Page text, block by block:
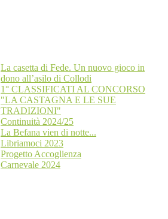
La casetta di Fede. Un nuovo gioco in
dono all’asilo di Collodi
1° CLASSIFICATI AL CONCORSO
"LA CASTAGNA E LE SUE
TRADIZIONI"
Continuità 2024/25
La Befana vien di notte...
Libriamoci 2023
Progetto Accoglienza
Carnevale 2024